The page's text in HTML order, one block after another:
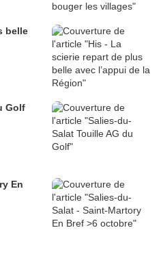
belle
Golf
En